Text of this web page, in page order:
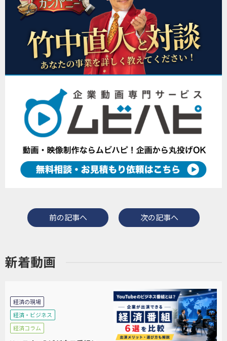
前の記事へ 次の記事へ
新着動画
経済の現場
経済・ビジネス
経済コラム